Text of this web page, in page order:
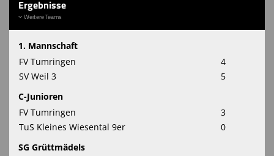
Ergebnisse
Weitere Teams
1. Mannschaft
FV Tumringen
4
SV Weil 3
5
C-Junioren
FV Tumringen
3
TuS Kleines Wiesental 9er
0
SG Grüttmädels